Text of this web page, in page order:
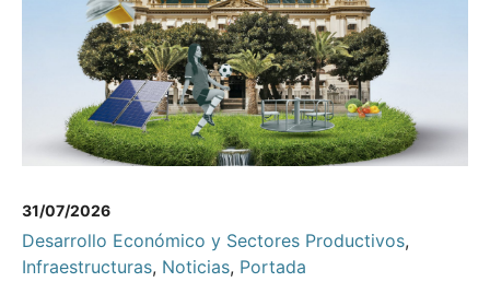
31/07/2026
Desarrollo Económico y Sectores Productivos,
Infraestructuras, Noticias, Portada